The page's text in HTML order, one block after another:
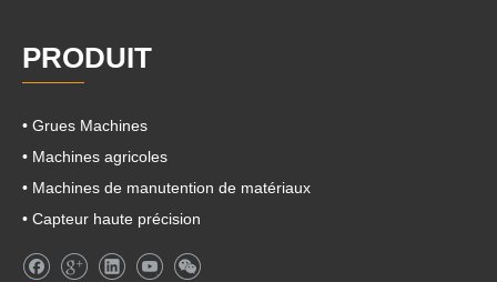
PRODUIT
• Grues Machines
• Machines agricoles
• Machines de manutention de matériaux
• Capteur haute précision